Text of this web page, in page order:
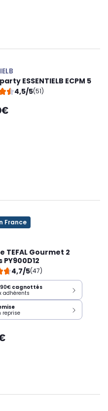
ESSENTIELB ECPM 5
4,5/5(51)
France
TEFAL Gourmet 2
4,7/5(47)
90€ cagnottés
adhérents
reprise